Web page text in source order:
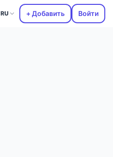
RU + Добавить Войти